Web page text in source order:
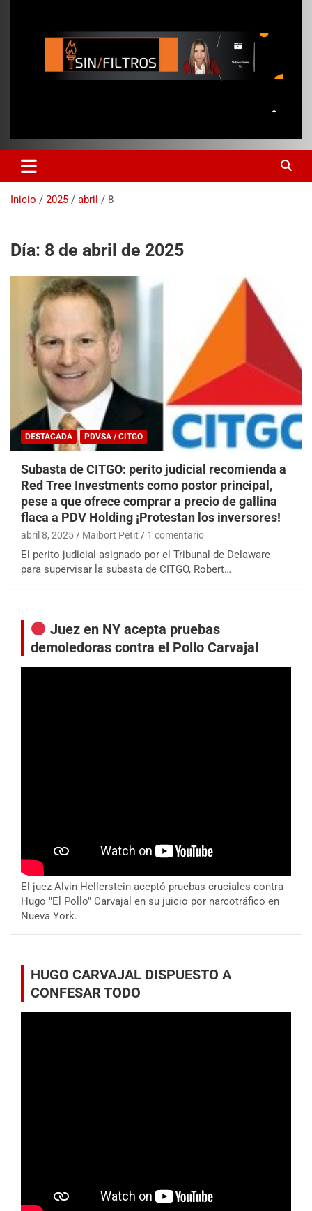
Inicio 2025 abril 8
Día: 8 de abril de 2025
DESTACADA PDVSA / CITGO
Subasta de CITGO: perito judicial recomienda a
Red Tree Investments como postor principal,
pese a que ofrece comprar a precio de gallina
flaca a PDV Holding ¡Protestan los inversores!
abril 8, 2025 Maibort Petit 1 comentario
El perito judicial asignado por el Tribunal de Delaware
para supervisar la subasta de CITGO, Robert…
Juez en NY acepta pruebas
demoledoras contra el Pollo Carvajal
El juez Alvin Hellerstein aceptó pruebas cruciales contra
Hugo "El Pollo" Carvajal en su juicio por narcotráfico en
Nueva York.
HUGO CARVAJAL DISPUESTO A
CONFESAR TODO